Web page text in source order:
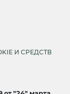
И СРЕДСТВ